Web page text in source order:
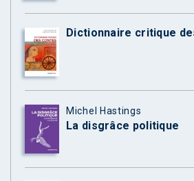
Dictionnaire critique
Michel Hastings
La disgrâce politique